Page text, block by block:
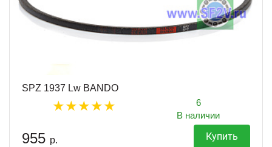
SPZ 1937 Lw BANDO
6
В наличии
955 р. Купить